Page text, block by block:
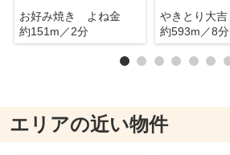
お好み焼き よね金
約151m／2分
約593m／8分
エリアの近い物件